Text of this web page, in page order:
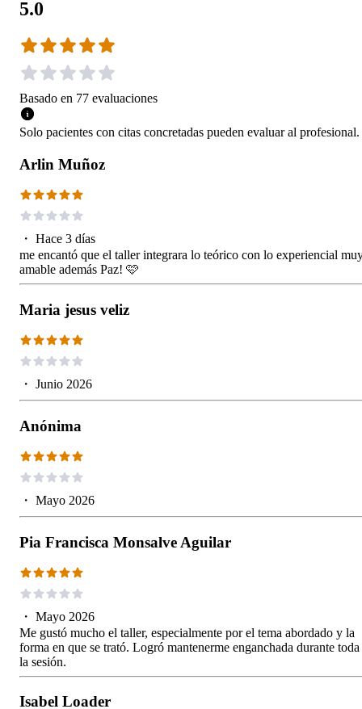
5.0
Basado en 77 evaluaciones
Solo pacientes con citas concretadas pueden evaluar al profesional.
Arlin Muñoz
・ Hace 3 días
me encantó que el taller integrara lo teórico con lo experiencial
amable además Paz! 🩷
Maria jesus veliz
・ Junio 2026
Anónima
・ Mayo 2026
Pia Francisca Monsalve Aguilar
・ Mayo 2026
Me gustó mucho el taller, especialmente por el tema abordado y la
forma en que se trató. Logró mantenerme enganchada durante toda
la sesión.
Isabel Loader